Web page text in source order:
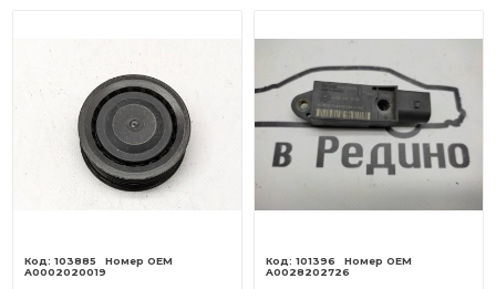
103885
A0002020019
101396
A0028202726